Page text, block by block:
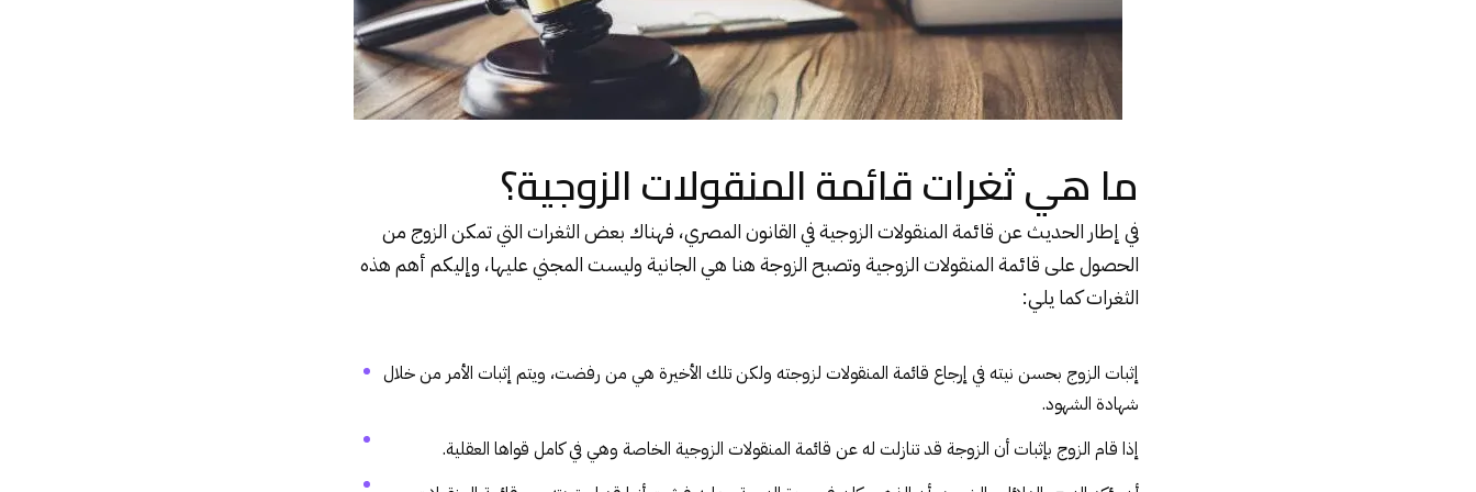
ما هي ثغرات قائمة المنقولات الزوجية؟
في إطار الحديث عن قائمة المنقولات الزوجية في القانون المصري، فهناك بعض الثغرات التي تمكن الزوج من
الحصول على قائمة المنقولات الزوجية وتصبح الزوجة هنا هي الجانية وليست المجني عليها، وإليكم أهم هذه
الثغرات كما يلي:
إثبات الزوج بحسن نيته في إرجاع قائمة المنقولات لزوجته ولكن تلك الأخيرة هي من رفضت، ويتم إثبات الأمر من خلال
شهادة الشهود.
إذا قام الزوج بإثبات أن الزوجة قد تنازلت له عن قائمة المنقولات الزوجية الخاصة وهي في كامل قواها العقلية.